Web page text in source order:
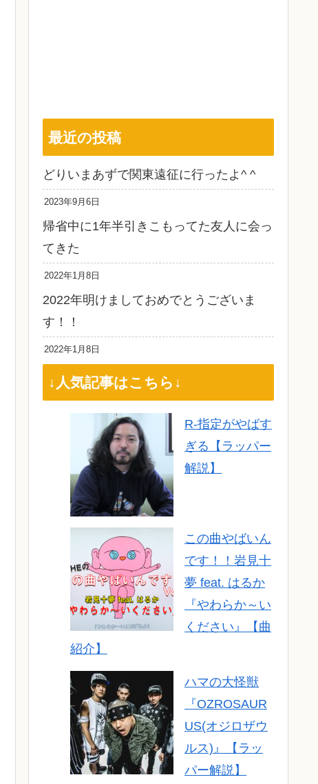
最近の投稿
どりいまあずで関東遠征に行ったよ^ ^
2023年9月6日
帰省中に1年半引きこもってた友人に会っ
てきた
2022年1月8日
2022年明けましておめでとうございま
す！！
2022年1月8日
↓人気記事はこちら↓
R-指定がやばす
ぎる【ラッパー
解説】
この曲やばいん
です！！岩見十
夢 feat. はるか
『やわらか～い
ください』【曲
紹介】
ハマの大怪獣
『OZROSAUR
US(オジロザウ
ルス)』【ラッ
パー解説】